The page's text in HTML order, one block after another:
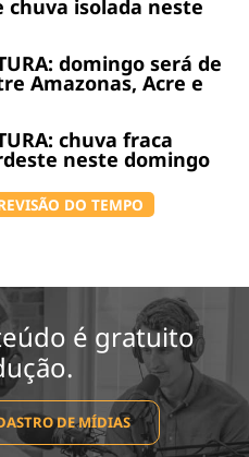
chuva isolada neste
domingo será de
Amazonas, Acre e
chuva fraca
neste domingo
DO TEMPO
é gratuito
DE MÍDIAS